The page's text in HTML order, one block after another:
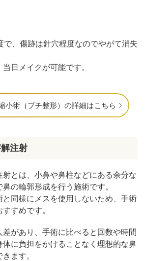
で、傷跡は針穴程度なのでやがて消失
日メイクが可能です。
小術（プチ整形）の詳細はこちら
注射
射とは、小鼻や鼻柱などにある余分な
の輪郭形成を行う施術です。
と同様にメスを使用しないため、手術
すすめです。
があり、手術に比べると回数や時間
体に負担をかけることなく理想的な鼻
ます。